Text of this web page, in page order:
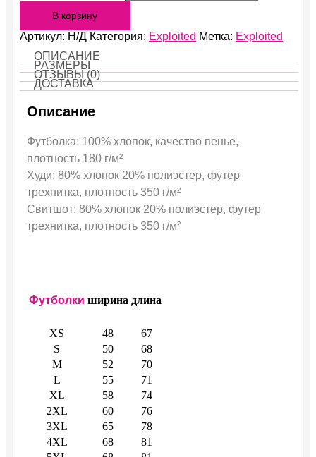
В корзину
Артикул: Н/Д Категория: Exploited Метка: Exploited
ОПИСАНИЕ
РАЗМЕРЫ
ОТЗЫВЫ (0)
ДОСТАВКА
Описание
Футболка: 100% хлопок, качество пенье,
плотность 180 г/м²
Худи: 80% хлопок 20% полиэстер, футер
трехнитка, плотность 350 г/м²
Свитшот: 80% хлопок 20% полиэстер, футер
трехнитка, плотность 350 г/м²
Футболки ширина длина
XS 48
67
S
50
68
M
52
70
L
55
71
XL
58
74
2XL
60
76
3XL
65
78
4XL
68
81